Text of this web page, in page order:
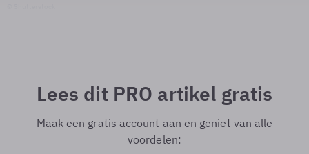
Lees dit PRO artikel gratis
Maak een gratis account aan en geniet van alle
voordelen: